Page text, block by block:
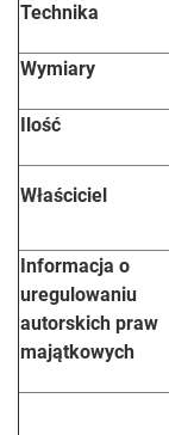
Technika
Wymiary
Ilość
Właściciel
Informacja o
uregulowaniu
autorskich praw
majątkowych